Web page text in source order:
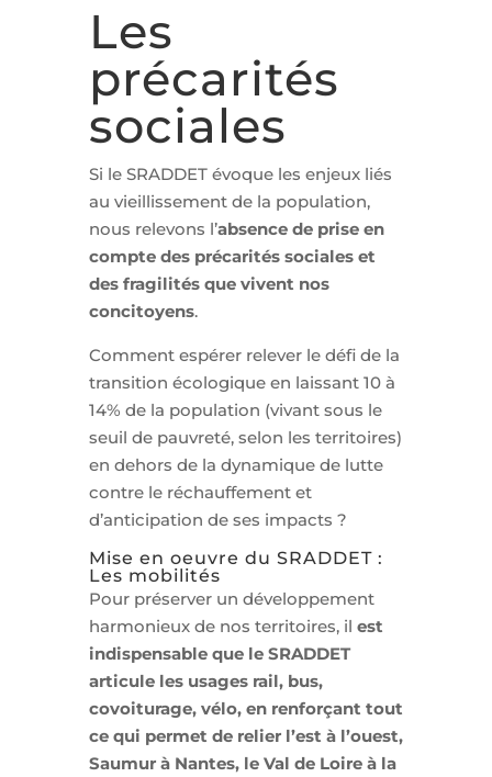
Les
précarités
sociales
Si le SRADDET évoque les enjeux liés
au vieillissement de la population,
nous relevons l’absence de prise en
compte des précarités sociales et
des fragilités que vivent nos
concitoyens.
Comment espérer relever le défi de la
transition écologique en laissant 10 à
14% de la population (vivant sous le
seuil de pauvreté, selon les territoires)
en dehors de la dynamique de lutte
contre le réchauffement et
d’anticipation de ses impacts ?
Mise en oeuvre du SRADDET :
Les mobilités
Pour préserver un développement
harmonieux de nos territoires, il est
indispensable que le SRADDET
articule les usages rail, bus,
covoiturage, vélo, en renforçant tout
ce qui permet de relier l’est à l’ouest,
Saumur à Nantes, le Val de Loire à la